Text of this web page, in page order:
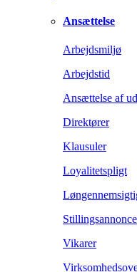
Ansættelse
Arbejdsmiljø
Arbejdstid
Ansættelse af
Direktører
Klausuler
Loyalitetspligt
Vikarer